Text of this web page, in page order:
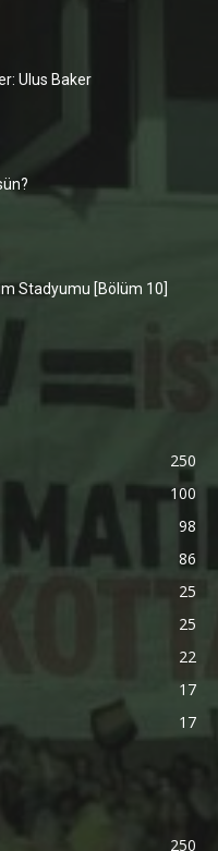
Ulus Baker
Stadyumu [Bölüm 10]
250
100
98
86
25
25
22
17
17
250